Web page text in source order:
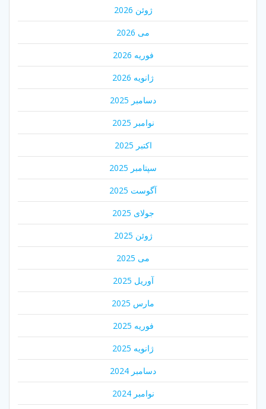
ژوئن 2026
می 2026
فوریه 2026
ژانویه 2026
دسامبر 2025
نوامبر 2025
اکتبر 2025
سپتامبر 2025
آگوست 2025
جولای 2025
ژوئن 2025
می 2025
آوریل 2025
مارس 2025
فوریه 2025
ژانویه 2025
دسامبر 2024
نوامبر 2024